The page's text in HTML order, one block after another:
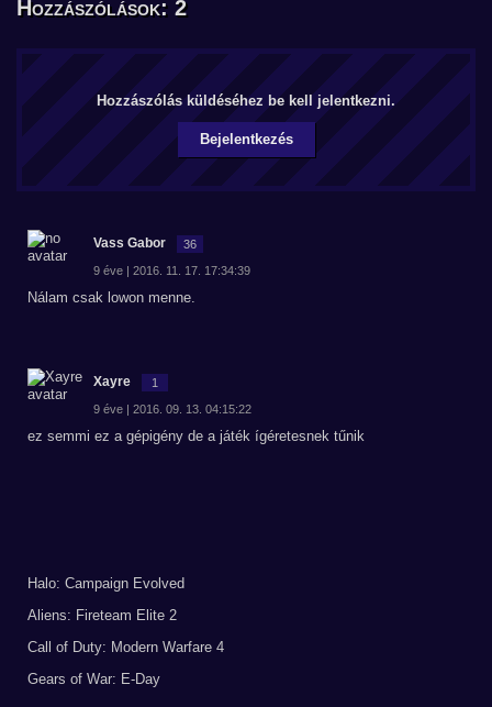
Hozzászólások: 2
Hozzászólás küldéséhez be kell jelentkezni.
Bejelentkezés
Vass Gabor 36
9 éve | 2016. 11. 17. 17:34:39
Nálam csak lowon menne.
Xayre 1
9 éve | 2016. 09. 13. 04:15:22
ez semmi ez a gépigény de a játék ígéretesnek tűnik
Halo: Campaign Evolved
Aliens: Fireteam Elite 2
Call of Duty: Modern Warfare 4
Gears of War: E-Day